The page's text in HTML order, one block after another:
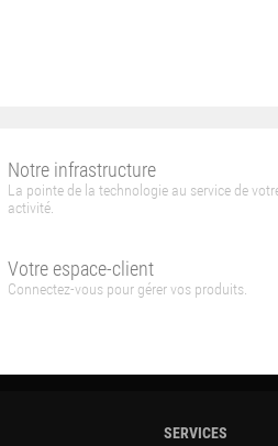
Notre infrastructure
La pointe de la technologie au service de
activité.
Votre espace-client
Connectez-vous pour gérer vos produits.
SERVICES